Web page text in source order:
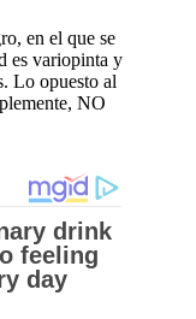
en el que se
es variopinta y
Lo opuesto al
NO